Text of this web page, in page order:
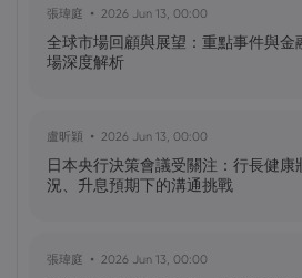
怎樣？
幣？
張瑋庭 2026 Jun 13, 00:00
全球市場回顧與展望：重點事件與金
場深度解析
盧昕穎 2026 Jun 13, 00:00
日本央行決策會議受關注：行長健康
況、升息預期下的溝通挑戰
張瑋庭 2026 Jun 13, 00:00